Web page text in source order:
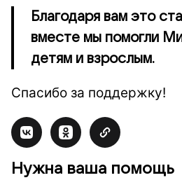
Благодаря вам это
вместе мы помогли
детям и взрослым.
Спасибо за поддержку!
Нужна ваша помощь